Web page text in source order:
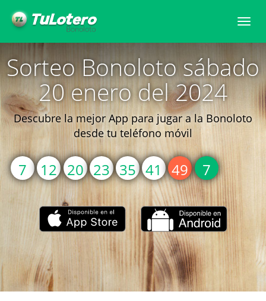
Sorteo Bonoloto sábado
20 enero del 2024
Descubre la mejor App para jugar a la Bonoloto
desde tu teléfono móvil
7 12 20 23 35 41 49 7